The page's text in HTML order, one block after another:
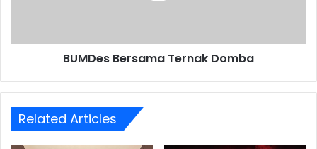
BUMDes Bersama Ternak Domba
Related Articles